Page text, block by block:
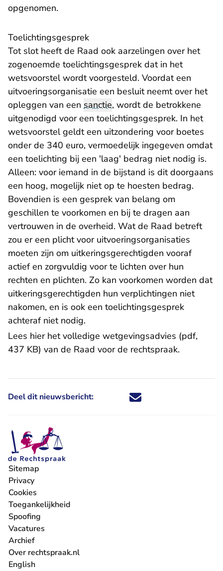
opgenomen.
Toelichtingsgesprek
Tot slot heeft de Raad ook aarzelingen over het
zogenoemde toelichtingsgesprek dat in het
wetsvoorstel wordt voorgesteld. Voordat een
uitvoeringsorganisatie een besluit neemt over het
opleggen van een sanctie, wordt de betrokkene
uitgenodigd voor een toelichtingsgesprek. In het
wetsvoorstel geldt een uitzondering voor boetes
onder de 340 euro, vermoedelijk ingegeven omdat
een toelichting bij een 'laag' bedrag niet nodig is.
Alleen: voor iemand in de bijstand is dit doorgaans
een hoog, mogelijk niet op te hoesten bedrag.
Bovendien is een gesprek van belang om
geschillen te voorkomen en bij te dragen aan
vertrouwen in de overheid. Wat de Raad betreft
zou er een plicht voor uitvoeringsorganisaties
moeten zijn om uitkeringsgerechtigden vooraf
actief en zorgvuldig voor te lichten over hun
rechten en plichten. Zo kan voorkomen worden dat
uitkeringsgerechtigden hun verplichtingen niet
nakomen, en is ook een toelichtingsgesprek
achteraf niet nodig.
Lees hier het volledige wetgevingsadvies (pdf,
437 KB) van de Raad voor de rechtspraak.
Deel dit nieuwsbericht: Deel dit nieuwsbericht via X -
Deel dit nieuwsbericht via
Deel dit nieuwsbericht
Deel dit
Sitemap
Privacy
Cookies
Toegankelijkheid
Spoofing
Vacatures
- U verlaat Rechtspraak.nl
Archief
Over rechtspraak.nl
English